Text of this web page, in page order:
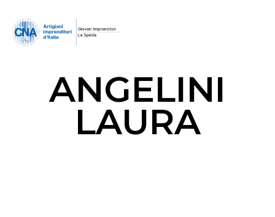
ANGELINI
LAURA